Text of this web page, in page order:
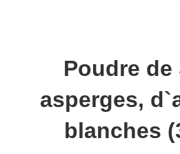
Poudre de
asperges,
blanches